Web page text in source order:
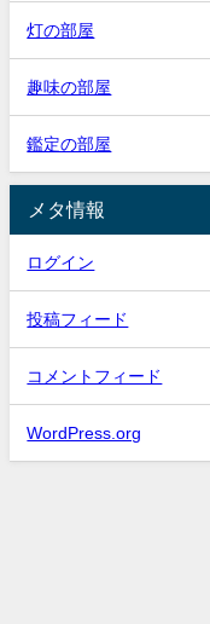
灯の部屋
趣味の部屋
鑑定の部屋
メタ情報
ログイン
投稿フィード
コメントフィード
WordPress.org